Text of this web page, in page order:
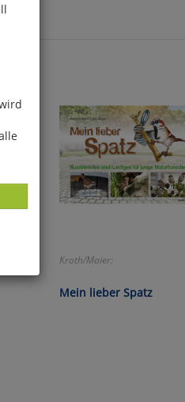
Kroth/Maier:
Mein lieber Spatz